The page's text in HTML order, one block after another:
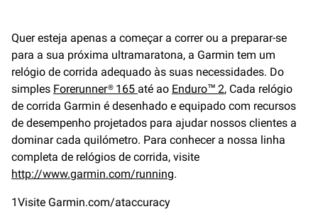
Quer esteja apenas a começar a correr ou a preparar-se
para a sua próxima ultramaratona, a Garmin tem um
relógio de corrida adequado às suas necessidades. Do
simples Forerunner® 165 até ao Enduro™ 2, Cada relógio
de corrida Garmin é desenhado e equipado com recursos
de desempenho projetados para ajudar nossos clientes a
dominar cada quilómetro. Para conhecer a nossa linha
completa de relógios de corrida, visite
http://www.garmin.com/running.
1Visite Garmin.com/ataccuracy